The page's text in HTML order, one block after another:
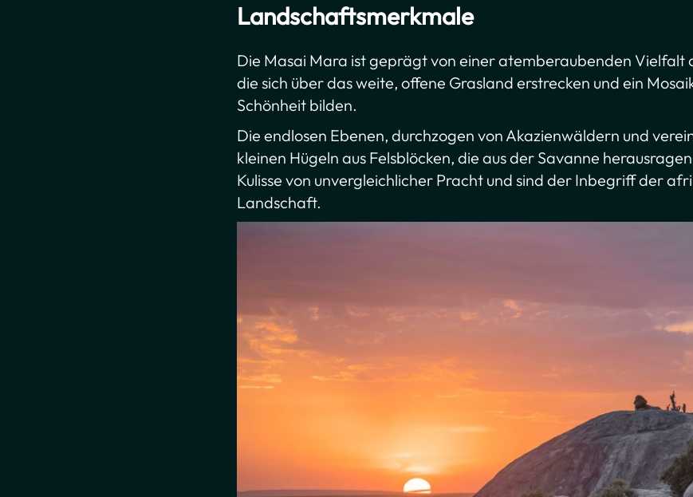
Landschaftsmerkmale
Die Masai Mara ist geprägt von einer atemberaubenden Vielfalt
die sich über das weite, offene Grasland erstrecken und ein
Schönheit bilden.
Die endlosen Ebenen, durchzogen von Akazienwäldern und
kleinen Hügeln aus Felsblöcken, die aus der Savanne
Kulisse von unvergleichlicher Pracht und sind der Inbegriff der
Landschaft.